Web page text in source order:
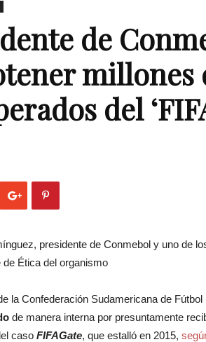
de
millones
del
presidente de Conmebol y uno de
de Ética del organismo
la Confederación Sudamericana de Fútbol
de manera interna por presuntamente
caso FIFAGate, que estalló en 2015,